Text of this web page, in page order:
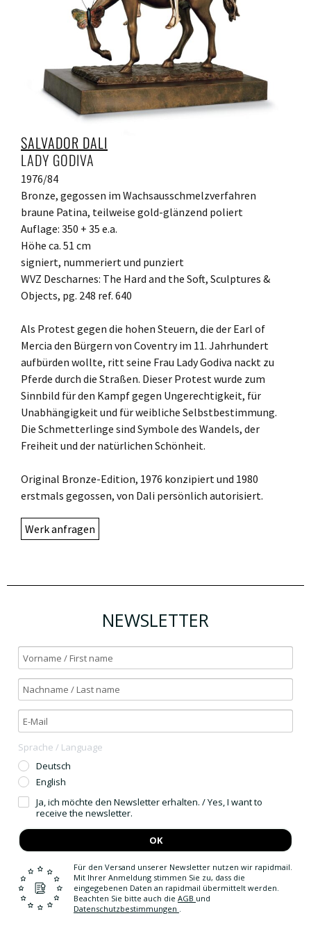
SALVADOR DALI
LADY GODIVA
1976/84
Bronze, gegossen im Wachsausschmelzverfahren
braune Patina, teilweise gold-glänzend poliert
Auflage: 350 + 35 e.a.
Höhe ca. 51 cm
signiert, nummeriert und punziert
WVZ Descharnes: The Hard and the Soft, Sculptures &
Objects, pg. 248 ref. 640
Als Protest gegen die hohen Steuern, die der Earl of
Mercia den Bürgern von Coventry im 11. Jahrhundert
aufbürden wollte, ritt seine Frau Lady Godiva nackt zu
Pferde durch die Straßen. Dieser Protest wurde zum
Sinnbild für den Kampf gegen Ungerechtigkeit, für
Unabhängigkeit und für weibliche Selbstbestimmung.
Die Schmetterlinge sind Symbole des Wandels, der
Freiheit und der natürlichen Schönheit.
Original Bronze-Edition, 1976 konzipiert und 1980
erstmals gegossen, von Dali persönlich autorisiert.
Werk anfragen
NEWSLETTER
Sprache / Language
Deutsch
English
Ja, ich möchte den Newsletter erhalten. / Yes, I want to
receive the newsletter.
OK
Für den Versand unserer Newsletter nutzen wir rapidmail.
Mit Ihrer Anmeldung stimmen Sie zu, dass die
eingegebenen Daten an rapidmail übermittelt werden.
Beachten Sie bitte auch die AGB und
Datenschutzbestimmungen .